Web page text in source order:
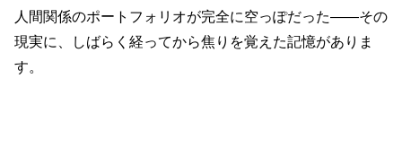
人間関係のポートフォリオが完全に空っぽだった——その
現実に、しばらく経ってから焦りを覚えた記憶がありま
す。